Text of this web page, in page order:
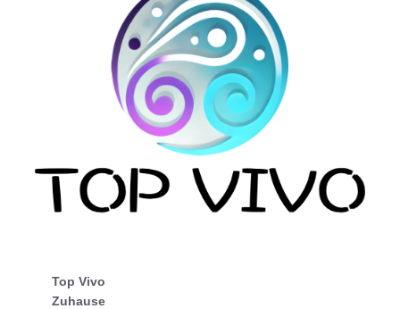
Top Vivo
Zuhause